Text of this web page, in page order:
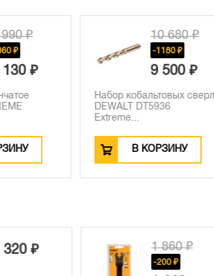
₽
₽
130 ₽
10 680 ₽
-1180 ₽
9 500 ₽
Набор кобальтовых сверл
DEWALT DT5936
Extreme...
В КОРЗИНУ
320 ₽ 1 860 ₽
-200 ₽